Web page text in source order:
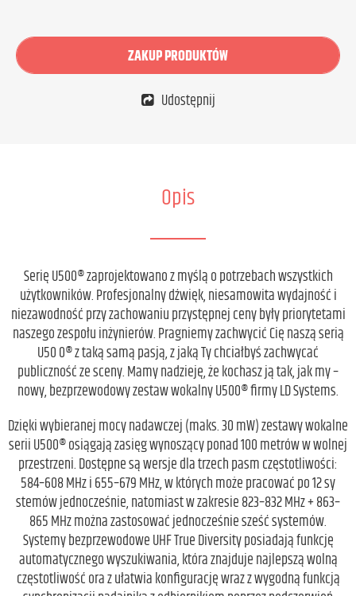
ZAKUP PRODUKTÓW
Udostępnij
Opis
Serię U500® zaprojektowano z myślą o potrzebach wszystkich
użytkowników. Profesjonalny dźwięk, niesamowita wydajność i
niezawodność przy zachowaniu przystępnej ceny były priorytetami
naszego zespołu inżynierów. Pragniemy zachwycić Cię naszą serią
U50 0® z taką samą pasją, z jaką Ty chciałbyś zachwycać
publiczność ze sceny. Mamy nadzieję, że kochasz ją tak, jak my –
nowy, bezprzewodowy zestaw wokalny U500® firmy LD Systems.
Dzięki wybieranej mocy nadawczej (maks. 30 mW) zestawy wokalne
serii U500® osiągają zasięg wynoszący ponad 100 metrów w wolnej
przestrzeni. Dostępne są wersje dla trzech pasm częstotliwości:
584–608 MHz i 655–679 MHz, w których może pracować po 12 sy
stemów jednocześnie, natomiast w zakresie 823–832 MHz + 863–
865 MHz można zastosować jednocześnie sześć systemów.
Systemy bezprzewodowe UHF True Diversity posiadają funkcję
automatycznego wyszukiwania, która znajduje najlepszą wolną
częstotliwość ora z ułatwia konfigurację wraz z wygodną funkcją